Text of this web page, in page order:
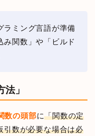
ラミング言語が準備
み関数」や「ビルド
」
数の頭部に「関数の定
引数が必要な場合は必